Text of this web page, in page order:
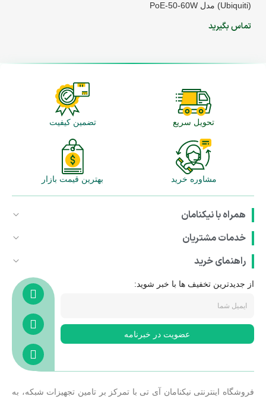
(Ubiquiti) مدل PoE-50-60W
تماس بگیرید
تحویل سریع تضمین کیفیت
مشاوره خرید بهترین قیمت بازار
همراه با نیکنامان
خدمات مشتریان
راهنمای خرید
از جدیدترین تخفیف ها با خبر شوید:
عضویت در خبرنامه
فروشگاه اینترنتی نیکنامان آی تی با تمرکز بر تامین تجهیزات شبکه، به